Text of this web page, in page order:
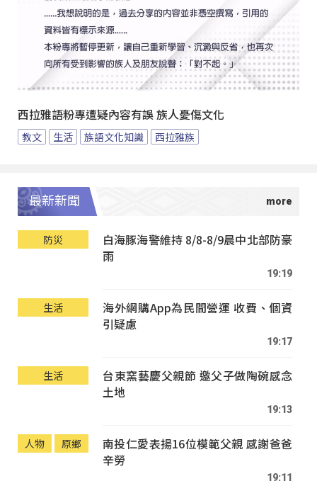
西拉雅語粉專遭疑內容有誤 族人憂傷文化
教文 生活 族語文化知識 西拉雅族
最新新聞
防災
白海豚海警維持 8/8-8/9晨中北部防豪
雨
19:19
生活
海外網購App為民間營運 收費、個資
引疑慮
19:17
生活
台東窯藝慶父親節 邀父子做陶碗感念
土地
19:13
人物 原鄉
南投仁愛表揚16位模範父親 感謝爸爸
辛勞
19:11